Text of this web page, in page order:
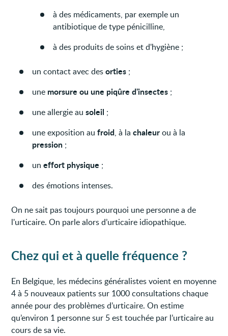
à des médicaments, par exemple un
antibiotique de type pénicilline,
à des produits de soins et d'hygiène ;
un contact avec desorties ;
une morsure ou une piqûre d'insectes ;
une allergie ausoleil ;
une exposition aufroid, à lachaleurou à la
pression ;
uneffort physique ;
des émotions intenses.
On ne sait pas toujours pourquoi une personne a de
l'urticaire. On parle alors d’urticaire idiopathique.
Chez qui et à quelle fréquence ?
En Belgique, les médecins généralistes voient en moyenne
4 à 5 nouveaux patients sur 1000 consultations chaque
année pour des problèmes d’urticaire. On estime
qu’environ 1 personne sur 5 est touchée par l’urticaire au
cours de sa vie.